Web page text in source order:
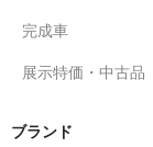
完成車
展示特価・中古品
ブランド